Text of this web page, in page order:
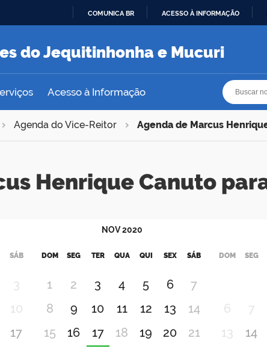
O
COMUNICA BR ACESSO À INFORMAÇÃO
do Jequitinhonha e Mucuri
Acesso à Informação
Agenda do Vice-Reitor Agenda de Marcus
Henrique Canuto
SÁB
3
10
17
NOV 2020
DOM SEG TER QUA QUI SEX SÁB
1 2 3 4 5 6
7
8
9 10 11 12 13
14
15
16 17 18 19 20
21
DOM SEG
6
7
13
14